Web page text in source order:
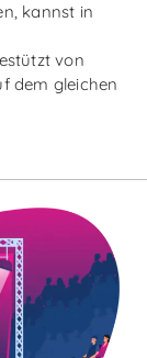
kannst in
von
dem gleichen